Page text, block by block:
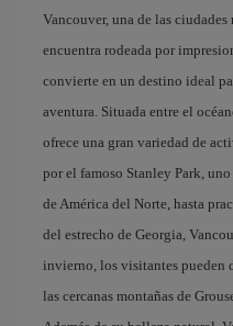
Vancouver, una de las ciudades
encuentra rodeada por
convierte en un destino ideal
aventura. Situada entre el
ofrece una gran variedad de
por el famoso Stanley Park,
de América del Norte, hasta
del estrecho de Georgia,
invierno, los visitantes pueden
las cercanas montañas de